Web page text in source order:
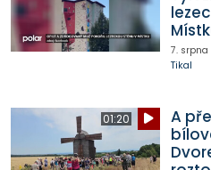
7.
Tikal
01:20
A